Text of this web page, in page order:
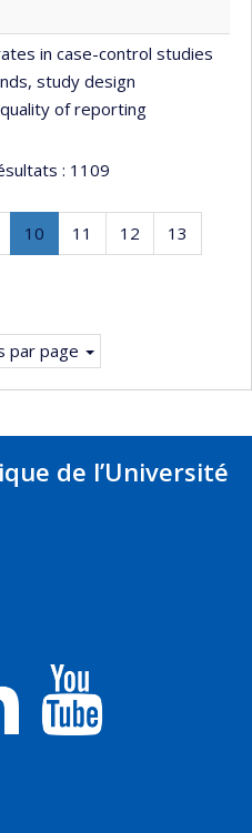
in case-control studies
study design
of reporting
: 1109
Page
10
Page
Page
11 Page
12 Page
13
par page
de l’Université